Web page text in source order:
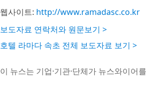
웹사이트: http://www.ramadasc.co.kr
보도자료 연락처와 원문보기 >
호텔 라마다 속초 전체 보도자료 보기 >
이 뉴스는 기업·기관·단체가 뉴스와이